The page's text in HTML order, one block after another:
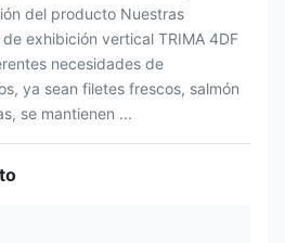
del producto Nuestras
exhibición vertical TRIMA 4DF
necesidades de
ya sean filetes frescos, salmón
se mantienen ...